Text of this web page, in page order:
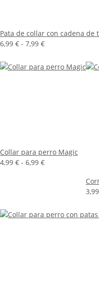
Pata de collar con cadena de
6,99 € - 7,99 €
Collar para perro Magic
4,99 € - 6,99 €